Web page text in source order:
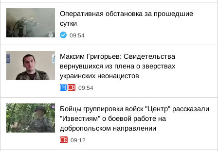
Оперативная обстановка за прошедшие
сутки
09:54
Максим Григорьев: Свидетельства
вернувшихся из плена о зверствах
украинских неонацистов
09:54
Бойцы группировки войск "Центр" рассказали
"Известиям" о боевой работе на
добропольском направлении
09:12